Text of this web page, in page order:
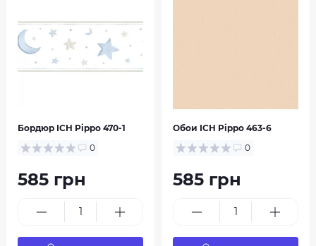
Бордюр ICH Pippo 470-1
0
585 грн
Обои ICH Pippo 463-6
0
585 грн